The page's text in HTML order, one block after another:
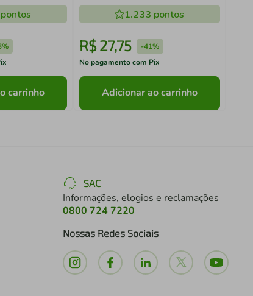
pontos
carrinho
1.233 pontos
R$ 27,75 -41%
No pagamento com Pix
Adicionar ao carrinho
SAC
Informações, elogios e reclamações
0800 724 7220
Nossas Redes Sociais